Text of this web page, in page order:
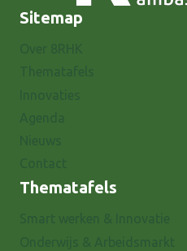
Sitemap
Thematafels